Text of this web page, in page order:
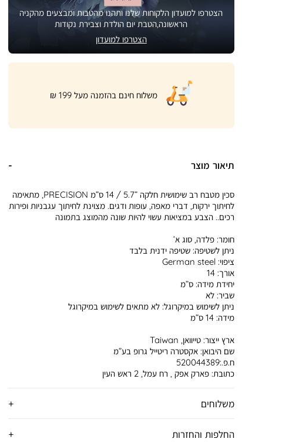
הצטרפו למועדון הלקוחות שלנו ותהנו מהטבות ומבצעים מהקניה
הראשונה,הטבת יום הולדת וצבירת נקודות
הצטרפו למועדון
|
product
page
banner
משלוח חינם בהזמנה מעל 199 ₪
תיאור מוצר
משלוחים
החלפות והחזרות
סכין מטבח רב שימושית חלקה ”5.7 / 14 ס”מ PRECISION, מתאימה
לחיתוך ירקות, דברי מאפה, עופות ודגים. מצוינת לחיתוך עגבניות ופירות
רכים.. הצבע במציאות עשוי להיות שונה מהמוצג בתמונה
חומר:פלדה, סוג א’
ניתן לשטיפה:שטיפה ידנית בלבד
ציפוי:German steel
אורך:14
יחידת מידה:ס”מ
שביר:לא
ניתן לשימוש במיקרוגל:לא מתאים לשימוש במיקרוגל
מידה:14 ס”מ
ארץ ייצור:טייוואן, Taiwan
שם היבואן:אקסטרה ריטייל גרופ בע”מ
ח.פ.:520044389
כתובת:פארק אפק , רח עמל, 2 ראש העין